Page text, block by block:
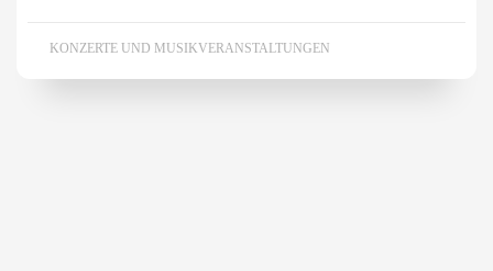
KONZERTE UND MUSIKVERANSTALTUNGEN